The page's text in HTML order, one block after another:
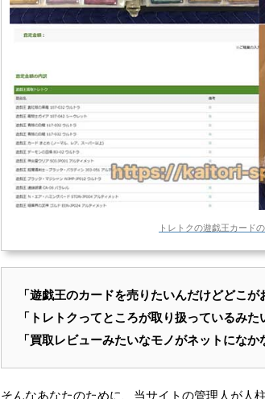
トレトクの遊戯王カード
「遊戯王のカードを売りたいんだけどどこが
「 トレトク ってところが取り扱っているみた
「買取レビューみたいなモノがネットになか
そんなあなたのために、当サイトの管理人が人柱